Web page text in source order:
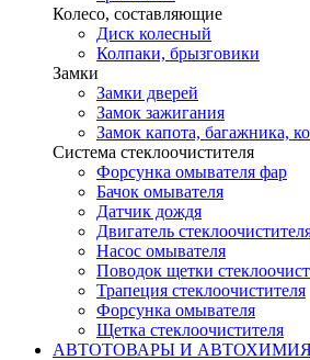
Колесо, составляющие
Диск колесный
Колпаки, брызговики
Замки
Замки дверей
Замок зажигания
Замок капота, багажника,
Система стеклоочистителя
Форсунка омывателя фар
Бачок омывателя
Датчик дождя
Двигатель
Насос омывателя
Поводок щетки
Трапеция стеклоочистителя
Форсунка омывателя
Щетка стеклоочистителя
АВТОТОВАРЫ И